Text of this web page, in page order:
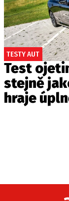
TESTY AUT
Test
stejně
hraje